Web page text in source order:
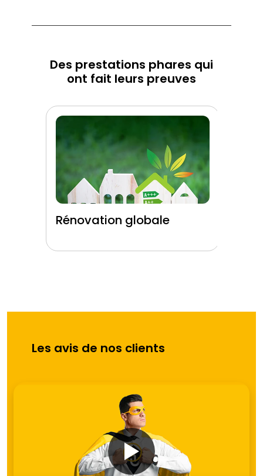
Des prestations phares qui
ont fait leurs preuves
Rénovation globale
Les avis de nos clients